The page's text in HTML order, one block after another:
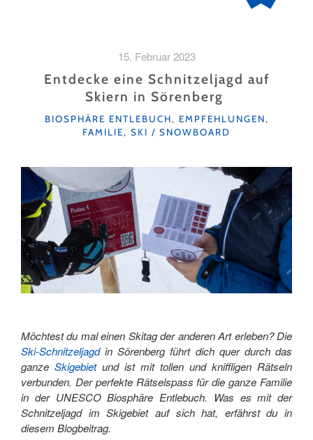
15. Februar 2023
Entdecke eine Schnitzeljagd auf
Skiern in Sörenberg
KATEGORIEN
BIOSPHÄRE ENTLEBUCH, EMPFEHLUNGEN,
FAMILIE, SKI / SNOWBOARD
Möchtest du mal einen Skitag der anderen Art erleben? Die
Ski-Schnitzeljagdin Sörenberg führt dich quer durch das
ganze Skigebietund ist mit tollen und kniffligen Rätseln
verbunden. Der perfekte Rätselspass für die ganze Familie
in der UNESCO Biosphäre Entlebuch. Was es mit der
Schnitzeljagd im Skigebiet auf sich hat, erfährst du in
diesem Blogbeitrag.